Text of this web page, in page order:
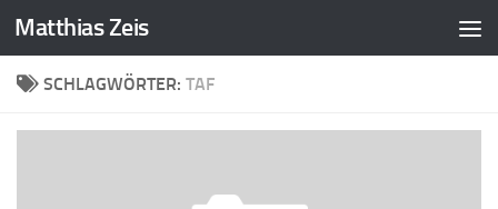
Zum Inhalt springen
Matthias Zeis
SCHLAGWÖRTER: TAF